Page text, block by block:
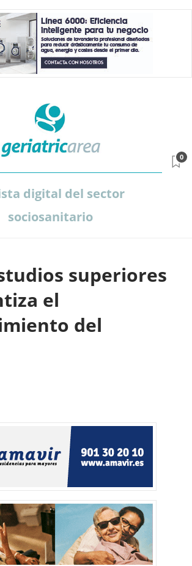
digital del sector
sociosanitario
0
superiores
el
del